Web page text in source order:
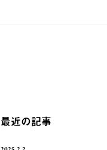
最近の記事